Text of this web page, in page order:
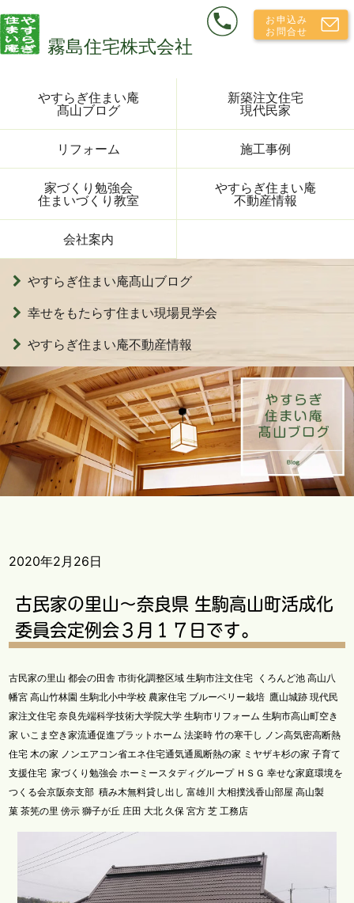
やすらぎ住まい庵
髙山ブログ
新築注文住宅
現代民家
リフォーム 施工事例
家づくり勉強会
住まいづくり教室
やすらぎ住まい庵
不動産情報
会社案内
やすらぎ住まい庵髙山ブログ
幸せをもたらす住まい現場見学会
やすらぎ住まい庵不動産情報
2020年2月26日
古民家の里山～奈良県 生駒高山町活成化
委員会定例会３月１７日です。
古民家の里山 都会の田舎 市街化調整区域 生駒市注文住宅 くろんど池 高山八
幡宮 高山竹林園 生駒北小中学校 農家住宅 ブルーベリー栽培 鷹山城跡 現代民
家注文住宅 奈良先端科学技術大学院大学 生駒市リフォーム 生駒市高山町空き
家 いこま空き家流通促進プラットホーム 法楽時 竹の寒干し ノン高気密高断熱
住宅 木の家 ノンエアコン省エネ住宅通気通風断熱の家 ミヤザキ杉の家 子育て
支援住宅 家づくり勉強会 ホーミースタディグループ ＨＳＧ 幸せな家庭環境を
つくる会京阪奈支部 積み木無料貸し出し 富雄川 大相撲浅香山部屋 高山製
菓 茶筅の里 傍示 獅子が丘 庄田 大北 久保 宮方 芝 工務店